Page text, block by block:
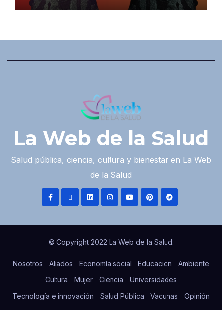
La Web de la Salud
Salud pública, ciencia, cultura y bienestar en La Web
de la Salud
© Copyright 2022 La Web de la Salud.
Nosotros Aliados Economía social Educacion
Ambiente
Cultura
Mujer Ciencia
Universidades
Tecnología e innovación
Salud Pública Vacunas
Opinión